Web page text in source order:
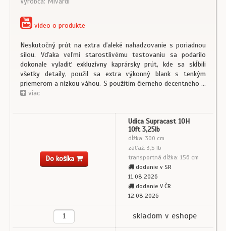
video o produkte
Neskutočný prút na extra ďaleké nahadzovanie s poriadnou
silou. Vďaka veľmi starostlivému testovaniu sa podarilo
dokonale vyladiť exkluzívny kaprársky prút, kde sa skĺbili
všetky detaily, použil sa extra výkonný blank s tenkým
priemerom a nízkou váhou. S použitím čierneho decentného ...
viac
Do košíka
Udica Supracast 10H
10ft 3,25lb
dĺžka: 300 cm
záťaž: 3,5 lb
transportná dĺžka: 156 cm
dodanie v SR
11.08.2026
dodanie V ČR
12.08.2026
skladom v eshope